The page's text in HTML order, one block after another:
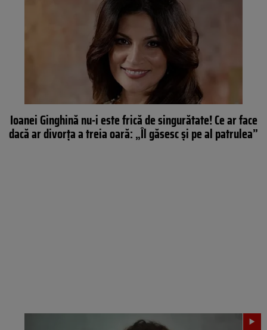
Ioanei Ginghină nu-i este frică de singurătate! Ce ar face
dacă ar divorța a treia oară: „Îl găsesc și pe al patrulea”